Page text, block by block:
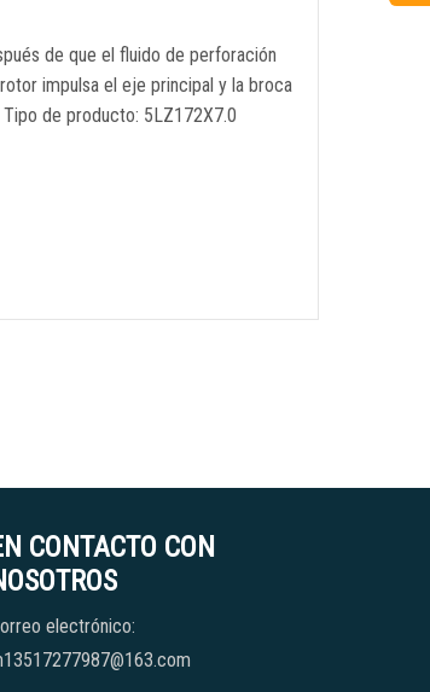
de que el fluido de perforación
impulsa el eje principal y la broca
de producto: 5LZ172X7.0
CONTACTO CON
electrónico: